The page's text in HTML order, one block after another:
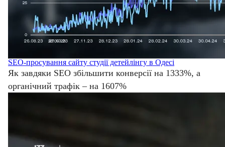
SEO-просування сайту студії детейлінгу в Одесі
Як завдяки SEO збільшити конверсії на 1333%, а
органічний трафік – на 1607%